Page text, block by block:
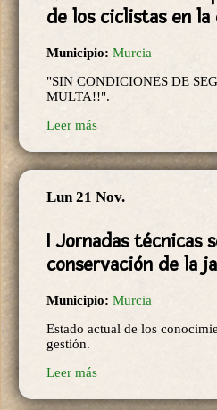
de los ciclistas en la
Municipio: Murcia
"SIN CONDICIONES DE
MULTA!!".
Leer más
Lun 21 Nov.
I Jornadas técnicas
conservación de la
Municipio: Murcia
Estado actual de los
gestión.
Leer más